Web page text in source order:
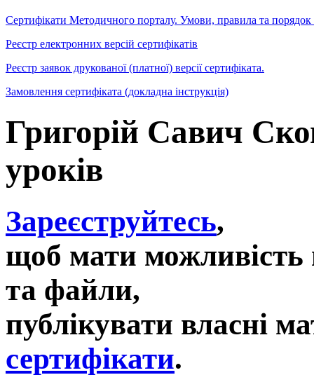
Сертифікати Методичного порталу. Умови, правила та порядок
Реєстр електронних версій сертифікатів
Реєстр заявок друкованої (платної) версії сертифіката.
Замовлення сертифіката (докладна інструкція)
Григорій Савич
уроків
Зареєструйтесь,
щоб мати можливість
та файли,
публікувати власні
сертифікати.